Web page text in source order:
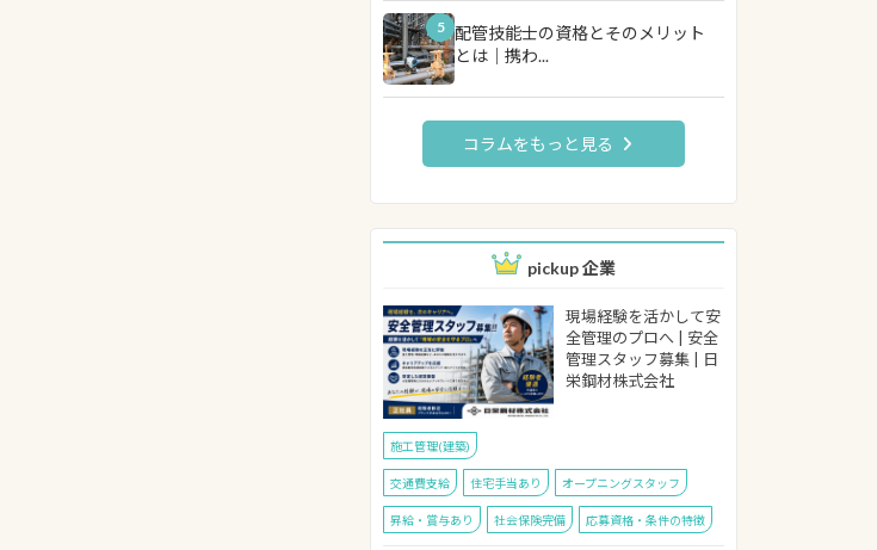
5 配管技能士の資格とそのメリット
とは｜携わ...
コラムをもっと見る
pickup 企業
現場経験を活かして安
全管理のプロへ | 安全
管理スタッフ募集 | 日
栄鋼材株式会社
施工管理(建築)
交通費支給 住宅手当あり オープニングスタッフ
昇給・賞与あり 社会保険完備 応募資格・条件の特徴